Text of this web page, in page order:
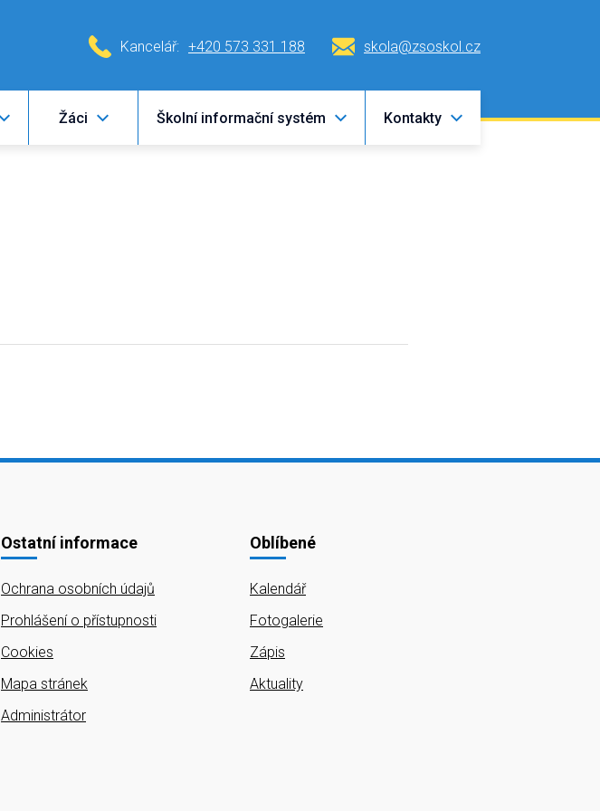
Kancelář: +420 573 331 188 skola@zsoskol.cz
Žáci Školní informační systém Kontakty
Ostatní informace
Ochrana osobních údajů
Prohlášení o přístupnosti
Cookies
Mapa stránek
Administrátor
Oblíbené
Kalendář
Fotogalerie
Zápis
Aktuality